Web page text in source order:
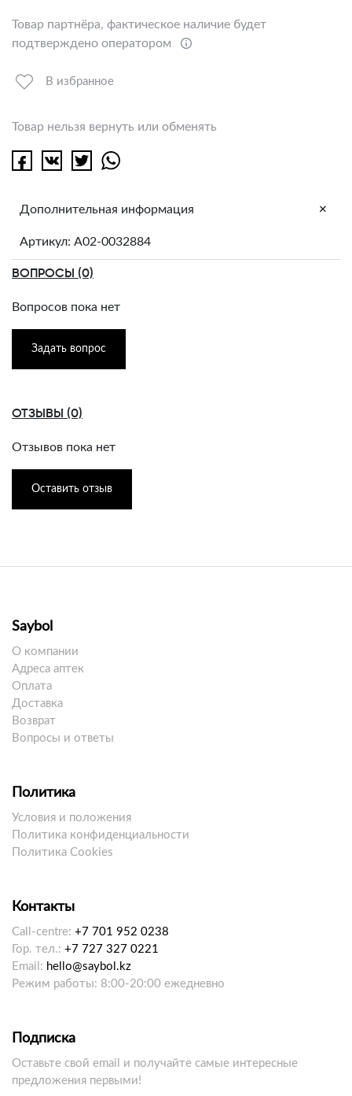
Товар партнёра, фактическое наличие будет
подтверждено оператором
В избранное
Товар нельзя вернуть или обменять
Дополнительная информация +
Артикул: A02-0032884
ВОПРОСЫ (0)
Вопросов пока нет
Задать вопрос
ОТЗЫВЫ (0)
Отзывов пока нет
Оставить отзыв
Saybol
О компании
Адреса аптек
Оплата
Доставка
Возврат
Вопросы и ответы
Политика
Условия и положения
Политика конфиденциальности
Политика Cookies
Контакты
Call-centre: +7 701 952 0238
Гор. тел.: +7 727 327 0221
Email: hello@saybol.kz
Режим работы: 8:00-20:00 ежедневно
Подписка
Оставьте свой email и получайте самые интересные
предложения первыми!